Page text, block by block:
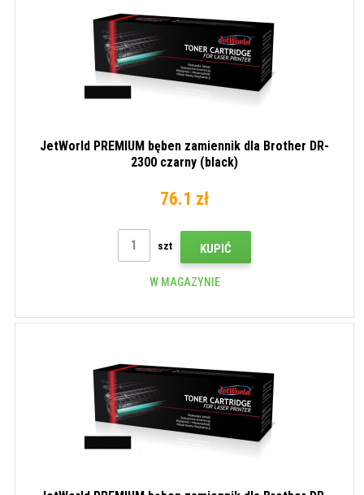
JetWorld PREMIUM bęben zamiennik dla Brother DR-
2300 czarny (black)
76.1 zł
szt KUPIĆ
W MAGAZYNIE